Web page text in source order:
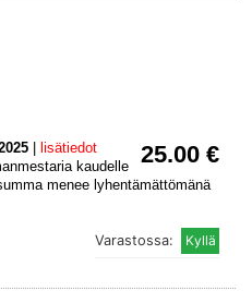
25.00 €
lisätiedot
kaudelle
menee lyhentämättömänä
Varastossa: